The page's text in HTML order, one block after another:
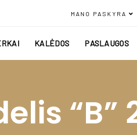
MANO PASKYRA
KALĖDOS PASLAUGOS
“B”